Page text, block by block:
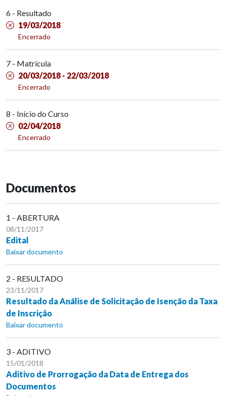
6 - Resultado
19/03/2018
Encerrado
7 - Matrícula
20/03/2018 - 22/03/2018
Encerrado
8 - Início do Curso
02/04/2018
Encerrado
Documentos
1 - ABERTURA
08/11/2017
Edital
Baixar documento
2 - RESULTADO
23/11/2017
Resultado da Análise de Solicitação de Isenção da Taxa
de Inscrição
Baixar documento
3 - ADITIVO
15/01/2018
Aditivo de Prorrogação da Data de Entrega dos
Documentos